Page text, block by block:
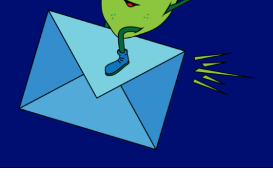
لذا لا يمكنني التحدث عن ذلك - ولكن بصراحة لست
متأكدًا من ذلك.
ما الذي يلهمك لمواصلة العمل في هذا المجال؟
الطبيب الذي أعمل معه، الدكتور تارنوبولسكي. إن
طاقته وتفانيه في العمل تجاه الأشخاص الذين نراهم